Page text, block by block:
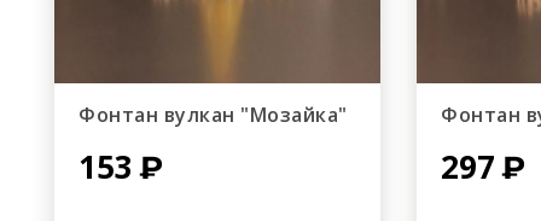
Фонтан вулкан "Мозайка"
153
Фонтан
297